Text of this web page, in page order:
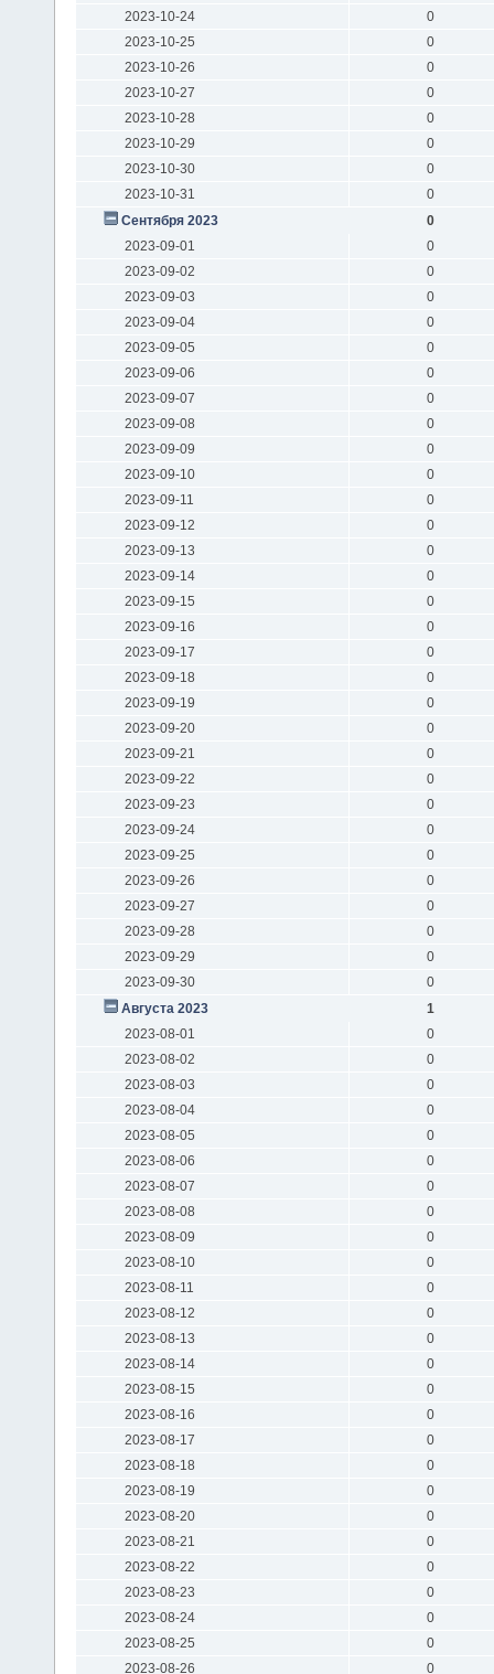
2023-10-24
0
2023-10-25
0
2023-10-26
0
2023-10-27
0
2023-10-28
0
2023-10-29
0
2023-10-30
0
2023-10-31
0
Сентября 2023
0
2023-09-01
0
2023-09-02
0
2023-09-03
0
2023-09-04
0
2023-09-05
0
2023-09-06
0
2023-09-07
0
2023-09-08
0
2023-09-09
0
2023-09-10
0
2023-09-11
0
2023-09-12
0
2023-09-13
0
2023-09-14
0
2023-09-15
0
2023-09-16
0
2023-09-17
0
2023-09-18
0
2023-09-19
0
2023-09-20
0
2023-09-21
0
2023-09-22
0
2023-09-23
0
2023-09-24
0
2023-09-25
0
2023-09-26
0
2023-09-27
0
2023-09-28
0
2023-09-29
0
2023-09-30
0
Августа 2023
1
2023-08-01
0
2023-08-02
0
2023-08-03
0
2023-08-04
0
2023-08-05
0
2023-08-06
0
2023-08-07
0
2023-08-08
0
2023-08-09
0
2023-08-10
0
2023-08-11
0
2023-08-12
0
2023-08-13
0
2023-08-14
0
2023-08-15
0
2023-08-16
0
2023-08-17
0
2023-08-18
0
2023-08-19
0
2023-08-20
0
2023-08-21
0
2023-08-22
0
2023-08-23
0
2023-08-24
0
2023-08-25
0
2023-08-26
0